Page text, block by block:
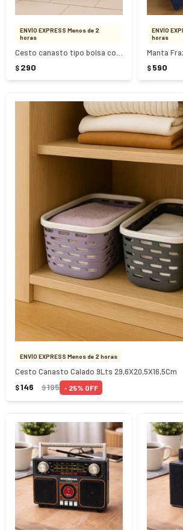
ENVÍO EXPRESS Menos de 2
horas
$ 290
ENVÍO
horas
$ 590
ENVÍO EXPRESS Menos de 2 horas
Cesto Canasto Calado 9Lts 29,6X20,5X16,5Cm
$146 $195 25